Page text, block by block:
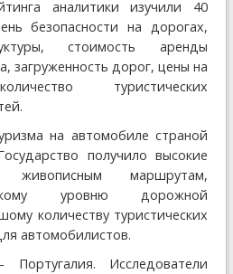
аналитики изучили 40
безопасности на дорогах,
стоимость аренды
загруженность дорог, цены на
туристических
на автомобиле страной
получило высокие
живописным маршрутам,
уровню дорожной
количеству туристических
автомобилистов.
Исследователи